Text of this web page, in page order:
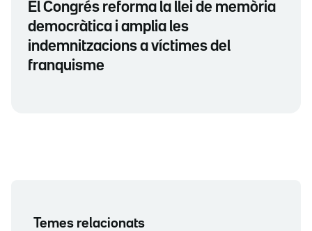
El Congrés reforma la llei de memòria
democràtica i amplia les
indemnitzacions a víctimes del
franquisme
Temes relacionats